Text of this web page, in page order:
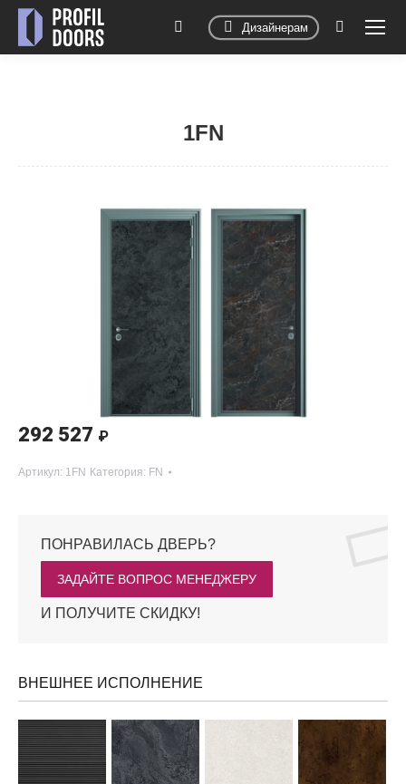
Дизайнерам Поиск:
1FN
292 527 ₽
Артикул: 1FN Категория: FN
ПОНРАВИЛАСЬ ДВЕРЬ?
ЗАДАЙТЕ ВОПРОС МЕНЕДЖЕРУ
И ПОЛУЧИТЕ СКИДКУ!
ВНЕШНЕЕ ИСПОЛНЕНИЕ